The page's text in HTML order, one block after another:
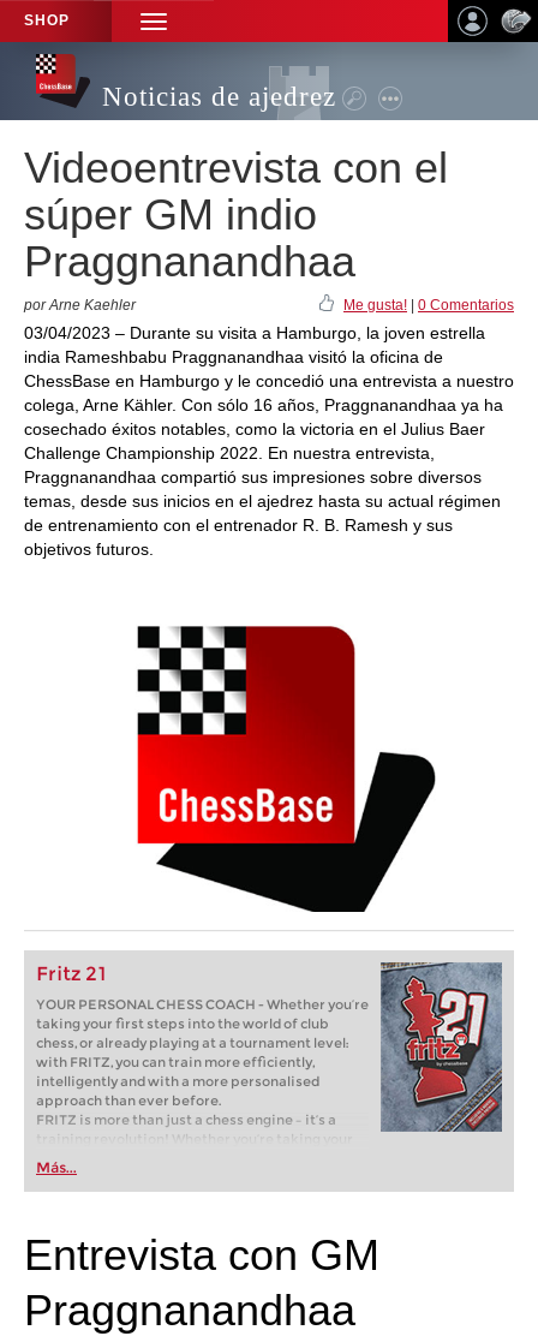
SHOP
TOGGLE
NAVIGATION
Noticias de ajedrez
Videoentrevista con el
súper GM indio
Praggnanandhaa
por Arne Kaehler Me gusta! 0 Comentarios
03/04/2023 – Durante su visita a Hamburgo, la joven estrella
india Rameshbabu Praggnanandhaa visitó la oficina de
ChessBase en Hamburgo y le concedió una entrevista a nuestro
colega, Arne Kähler. Con sólo 16 años, Praggnanandhaa ya ha
cosechado éxitos notables, como la victoria en el Julius Baer
Challenge Championship 2022. En nuestra entrevista,
Praggnanandhaa compartió sus impresiones sobre diversos
temas, desde sus inicios en el ajedrez hasta su actual régimen
de entrenamiento con el entrenador R. B. Ramesh y sus
objetivos futuros.
Fritz 21
YOUR PERSONAL CHESS COACH - Whether you’re
taking your first steps into the world of club
chess, or already playing at a tournament level:
with FRITZ, you can train more efficiently,
intelligently and with a more personalised
approach than ever before.
FRITZ is more than just a chess engine – it’s a
training revolution! Whether you’re taking your
first steps into the world of club chess, or already
playing at a tournament level: with FRITZ, you can
train more efficiently, intelligently and with a
Más...
Entrevista con GM
Praggnanandhaa